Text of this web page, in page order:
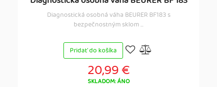
Diagnostická osobná váha BEURER BF183 s
bezpečnostným sklom ...
Pridať do košíka
20,99 €
SKLADOM: ÁNO